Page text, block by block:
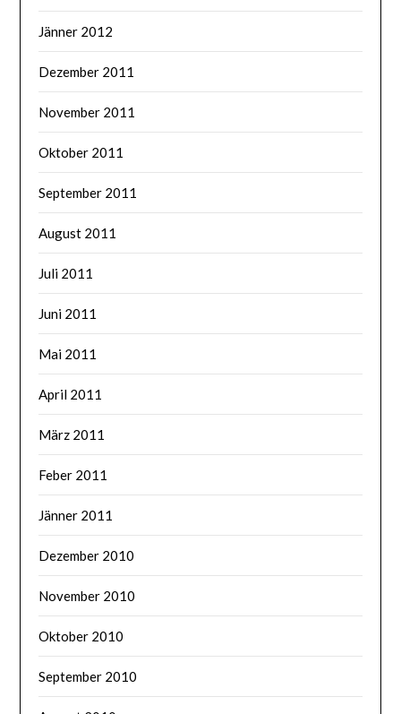
Jänner 2012
Dezember 2011
November 2011
Oktober 2011
September 2011
August 2011
Juli 2011
Juni 2011
Mai 2011
April 2011
März 2011
Feber 2011
Jänner 2011
Dezember 2010
November 2010
Oktober 2010
September 2010